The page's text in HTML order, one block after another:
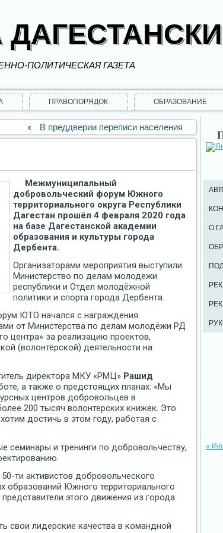
ПОЛИТИЧЕСКАЯ ГАЗЕТА
ПРАВОПОРЯДОК ОБРАЗОВАНИЕ
« В преддверии переписи населения
Межмуниципальный
добровольческий форум Южного
территориального округа Республики
Дагестан прошёл 4 февраля 2020 года
на базе Дагестанской академии
образования и культуры города
Дербента.
Организаторами мероприятия выступили
Министерство по делам молодежи
республики и Отдел молодёжной
политики и спорта города Дербента.
ЮТО начался с награждения
от Министерства по делам молодёжи РД
центра» за реализацию проектов,
(волонтёрской) деятельности на
директора МКУ «РМЦ» Рашид
а также о предстоящих планах: «Мы
центров добровольцев в
200 тысяч волонтерских книжек. Это
достичь в этом году, работая с
семинары и тренинги по добровольчеству,
ти активистов добровольческого
образований Южного территориального
этого движения из города
свои лидерские качества в командной
О
«